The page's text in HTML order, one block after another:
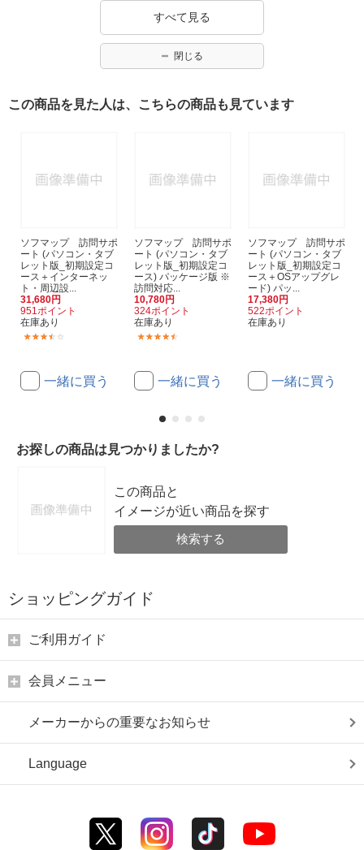
すべて見る
閉じる
この商品を見た人は、こちらの商品も見ています
ソフマップ 訪問サポ
ート (パソコン・タブ
レット版_初期設定コ
ース＋インターネッ
ト・周辺設...
31,680円
951ポイント
在庫あり
一緒に買う
ソフマップ 訪問サポ
ート (パソコン・タブ
レット版_初期設定コ
ース) パッケージ版 ※
訪問対応...
10,780円
324ポイント
在庫あり
一緒に買う
ソフマップ 訪問サポ
ート (パソコン・タブ
レット版_初期設定コ
ース＋OSアップグレ
ード) パッ...
17,380円
522ポイント
在庫あり
一緒に買う
お探しの商品は見つかりましたか?
この商品と
イメージが近い商品を探す
検索する
ショッピングガイド
ご利用ガイド
会員メニュー
メーカーからの重要なお知らせ
Language